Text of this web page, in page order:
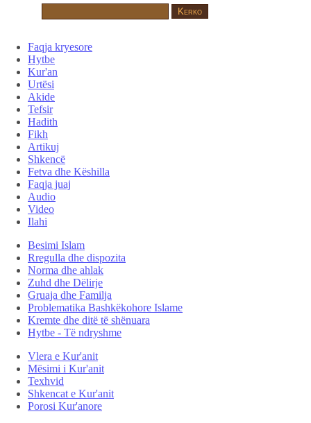
Faqja kryesore
Hytbe
Kur'an
Urtësi
Akide
Tefsir
Hadith
Fikh
Artikuj
Shkencë
Fetva dhe Këshilla
Faqja juaj
Audio
Video
Ilahi
Besimi Islam
Rregulla dhe dispozita
Norma dhe ahlak
Zuhd dhe Dëlirje
Gruaja dhe Familja
Problematika Bashkëkohore Islame
Kremte dhe ditë të shënuara
Hytbe - Të ndryshme
Vlera e Kur'anit
Mësimi i Kur'anit
Texhvid
Shkencat e Kur'anit
Porosi Kur'anore